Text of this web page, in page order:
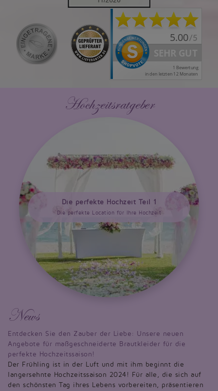
Hochzeitsratgeber
Die perfekte Hochzeit Teil 1
Die perfekte Location für Ihre Hochzeit
News
Entdecken Sie den Zauber der Liebe: Unsere neuen
Angebote für maßgeschneiderte Brautkleider für die
perfekte Hochzeitssaison!
Der Frühling ist in der Luft und mit ihm beginnt die
langersehnte Hochzeitssaison 2024! Für alle, die sich auf
den schönsten Tag ihres Lebens vorbereiten, präsentieren